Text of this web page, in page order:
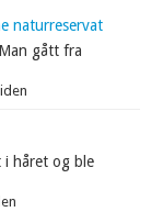
naturreservat
gått fra
i håret og ble